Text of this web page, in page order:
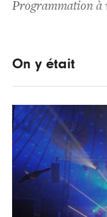
Programmation à
On y était